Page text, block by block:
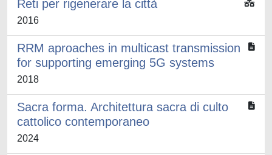
Reti per rigenerare la città
2016
RRM aproaches in multicast transmission
for supporting emerging 5G systems
2018
Sacra forma. Architettura sacra di culto
cattolico contemporaneo
2024